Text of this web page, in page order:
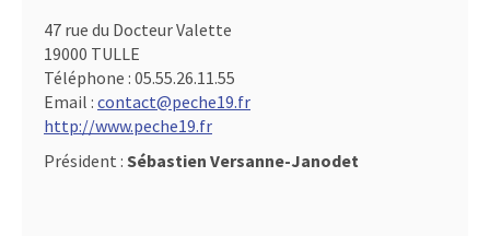
47 rue du Docteur Valette
19000 TULLE
Téléphone : 05.55.26.11.55
Email : contact@peche19.fr
http://www.peche19.fr
Président : Sébastien Versanne-Janodet